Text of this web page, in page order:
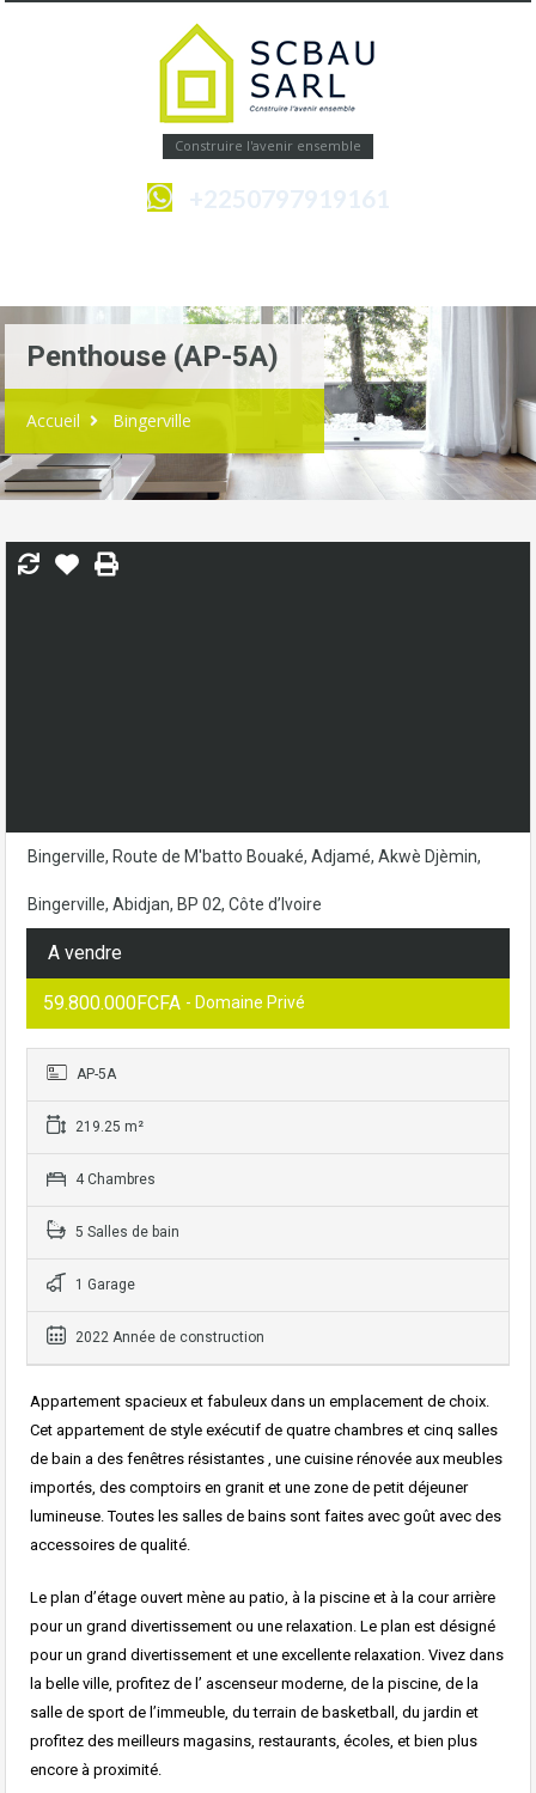
Construire l'avenir ensemble
+2250797919161
Penthouse (AP-5A)
Accueil Bingerville
Bingerville, Route de M'batto Bouaké, Adjamé, Akwè Djèmin,
Bingerville, Abidjan, BP 02, Côte d’Ivoire
A vendre
59.800.000FCFA - Domaine Privé
AP-5A
219.25 m²
4 Chambres
5 Salles de bain
1 Garage
2022 Année de construction
Appartement spacieux et fabuleux dans un emplacement de choix.
Cet appartement de style exécutif de quatre chambres et cinq salles
de bain a des fenêtres résistantes , une cuisine rénovée aux meubles
importés, des comptoirs en granit et une zone de petit déjeuner
lumineuse. Toutes les salles de bains sont faites avec goût avec des
accessoires de qualité.
Le plan d’étage ouvert mène au patio, à la piscine et à la cour arrière
pour un grand divertissement ou une relaxation. Le plan est désigné
pour un grand divertissement et une excellente relaxation. Vivez dans
la belle ville, profitez de l’ ascenseur moderne, de la piscine, de la
salle de sport de l’immeuble, du terrain de basketball, du jardin et
profitez des meilleurs magasins, restaurants, écoles, et bien plus
encore à proximité.